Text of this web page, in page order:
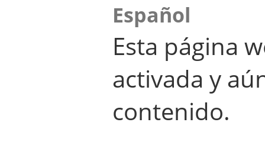
Español
Esta página
activada y
contenido.